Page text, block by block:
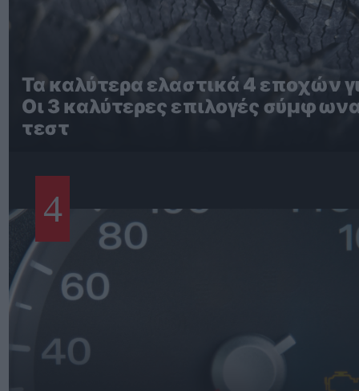
Τα καλύτερα ελαστικά 4 εποχών
Οι 3 καλύτερες επιλογές
τεστ
4